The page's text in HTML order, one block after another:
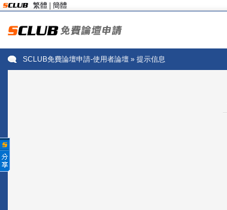
繁體 簡體
SCLUB免費論壇申請-使用者論壇 » 提示信息